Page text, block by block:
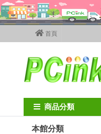
首頁
商品分類
Home canon碳粉匣
本館分類